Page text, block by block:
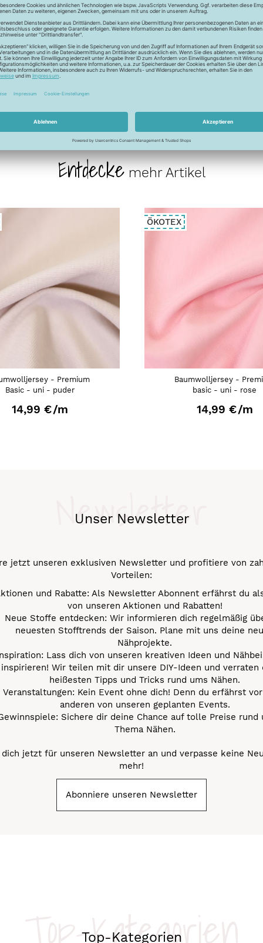
grau
€/m 8,50 €/m 16,99 €/m 12,74 €
Entdeckemehr Artikel
- Premium
Basic - uni - puder
14,99 €/m
ÖKOTEX
Baumwolljersey -
basic - uni - rose
14,99 €/m
Unser Newsletter
Newsletter
jetzt unseren exklusiven Newsletter und profitiere von
Vorteilen:
und Rabatte: Als Newsletter Abonnent erfährst du
von unseren Aktionen und Rabatten!
Neue Stoffe entdecken: Wir informieren dich regelmäßig
neuesten Stofftrends der Saison. Plane mit uns deine
Nähprojekte.
Lass dich von unseren kreativen Ideen und
inspirieren! Wir teilen mit dir unsere DIY-Ideen und verraten
heißesten Tipps und Tricks rund ums Nähen.
Veranstaltungen: Kein Event ohne dich! Denn du erfährst
anderen von unseren geplanten Events.
Sichere dir deine Chance auf tolle Preise rund
Thema Nähen.
dich jetzt für unseren Newsletter an und verpasse keine
mehr!
Abonniere unseren Newsletter
Top-Kategorien
Top-Kategorien